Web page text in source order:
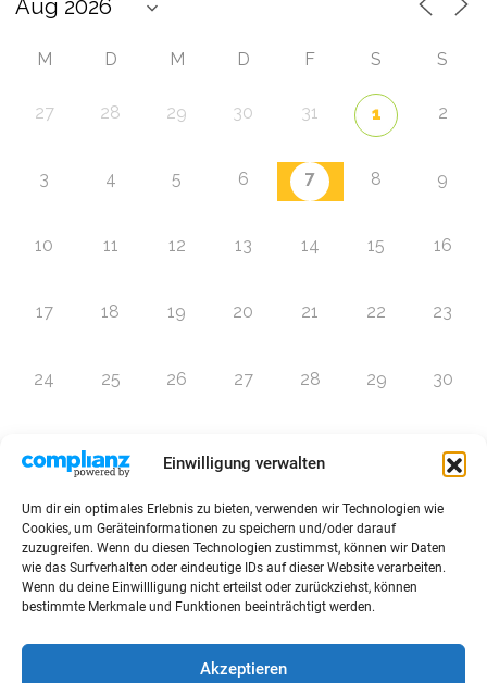
Einwilligung verwalten
Um dir ein optimales Erlebnis zu bieten, verwenden wir Technologien wie
Cookies, um Geräteinformationen zu speichern und/oder darauf
zuzugreifen. Wenn du diesen Technologien zustimmst, können wir Daten
wie das Surfverhalten oder eindeutige IDs auf dieser Website verarbeiten.
Wenn du deine Einwillligung nicht erteilst oder zurückziehst, können
bestimmte Merkmale und Funktionen beeinträchtigt werden.
Akzeptieren
M D M D F S S
27 28 29 30 31 1 2
3 4 5 6 7 8 9
10 11 12 13 14 15 16
17 18 19 20 21 22 23
24 25 26 27 28 29 30
Zur Eventübersicht